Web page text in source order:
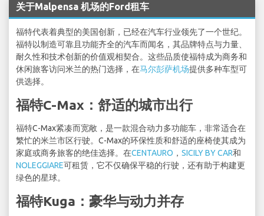
关于Malpensa 机场的Ford租车
福特代表着典型的美国创新，已经在汽车行业领先了一个世纪。
福特以制造可靠且功能齐全的汽车而闻名，其品牌特点与力量、
耐久性和技术创新的价值观相契合。这些品质使福特成为商务和
休闲旅客访问米兰的热门选择，在马尔彭萨机场提供多种车型可
供选择。
福特C-Max：舒适的城市出行
福特C-Max紧凑而宽敞，是一款混合动力多功能车，非常适合在
繁忙的米兰市区行驶。C-Max的环保性质和舒适的座椅使其成为
家庭或商务旅客的绝佳选择。在CENTAURO ， SICILY BY CAR和
NOLEGGIARE可租赁，它不仅确保平稳的行驶，还有助于构建更
绿色的星球。
福特Kuga：豪华与动力并存